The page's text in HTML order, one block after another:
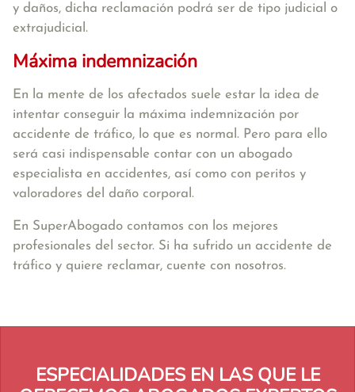
y daños, dicha reclamación podrá ser de tipo judicial o
extrajudicial.
Máxima indemnización
En la mente de los afectados suele estar la idea de
intentar conseguir la máxima indemnización por
accidente de tráfico, lo que es normal. Pero para ello
será casi indispensable contar con un abogado
especialista en accidentes, así como con peritos y
valoradores del daño corporal.
En SuperAbogado contamos con los mejores
profesionales del sector. Si ha sufrido un accidente de
tráfico y quiere reclamar, cuente con nosotros.
ESPECIALIDADES EN LAS QUE LE